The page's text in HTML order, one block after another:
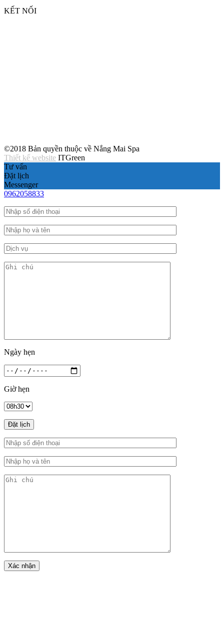
KẾT NỐI
©2018 Bản quyền thuộc về Nắng Mai Spa
Thiết kế website ITGreen
Tư vấn
Đặt lịch
Messenger
0962058833
Ngày hẹn
Giờ hẹn